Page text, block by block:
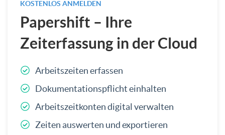
KOSTENLOS ANMELDEN
Papershift – Ihre
Zeiterfassung in der Cloud
Arbeitszeiten erfassen
Dokumentationspflicht einhalten
Arbeitszeitkonten digital verwalten
Zeiten auswerten und exportieren